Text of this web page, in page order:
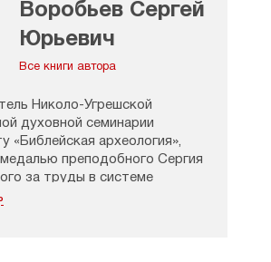
Воробьев Сергей
Юрьевич
Все книги автора
Николо-Угрешской
духовной семинарии
«Библейская археология»,
преподобного Сергия
за труды в системе